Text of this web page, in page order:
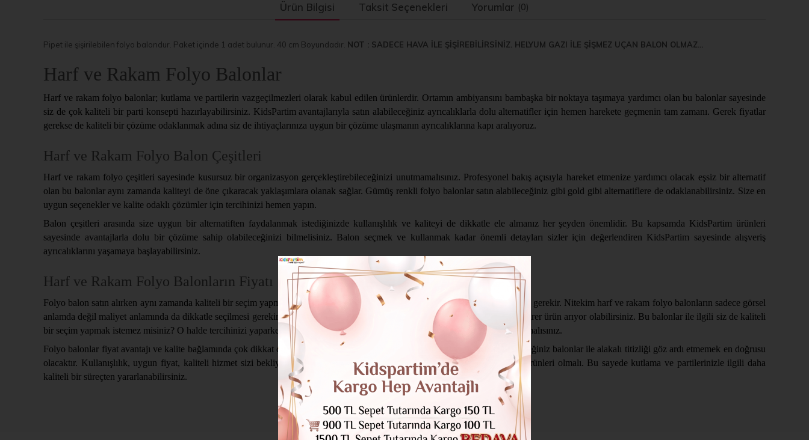
Ürün Bilgisi Taksit Seçenekleri Yorumlar (0)
Pipet ile şişirilebilen folyo balondur. Paket içinde 1 adet bulunur. 40 cm Boyundadır. NOT : SADECE HAVA İLE ŞİŞİREBİLİRSİNİZ. HELYUM GAZI İLE ŞİŞMEZ UÇAN BALON OLMAZ...
Harf ve Rakam Folyo Balonlar
Harf ve rakam folyo balonlar; kutlama ve partilerin vazgeçilmezleri olarak kabul edilen ürünlerdir. Ortamın ambiyansını bambaşka bir noktaya taşımaya yardımcı olan bu balonlar sayesinde
siz de çok kaliteli bir parti konsepti hazırlayabilirsiniz. KidsPartim avantajlarıyla satın alabileceğiniz ayrıcalıklarla dolu alternatifler için hemen harekete geçmenin tam zamanı. Gerek fiyatlar
gerekse de kaliteli bir çözüme odaklanmak adına siz de ihtiyaçlarınıza uygun bir çözüme ulaşmanın ayrıcalıklarına kapı aralıyoruz.
Harf ve Rakam Folyo Balon Çeşitleri
Harf ve rakam folyo çeşitleri sayesinde kusursuz bir organizasyon gerçekleştirebileceğinizi unutmamalısınız. Profesyonel bakış açısıyla hareket etmenize yardımcı olacak eşsiz bir alternatif
olan bu balonlar aynı zamanda kaliteyi de öne çıkaracak yaklaşımlara olanak sağlar. Gümüş renkli folyo balonlar satın alabileceğiniz gibi gold gibi alternatiflere de odaklanabilirsiniz. Size en
uygun seçenekler ve kalite odaklı çözümler için tercihinizi hemen yapın.
Balon çeşitleri arasında size uygun bir alternatiften faydalanmak istediğinizde kullanışlılık ve kaliteyi de dikkatle ele almanız her şeyden önemlidir. Bu kapsamda KidsPartim ürünleri
sayesinde avantajlarla dolu bir çözüme sahip olabileceğinizi bilmelisiniz. Balon seçmek ve kullanmak kadar önemli detayları sizler için değerlendiren KidsPartim sayesinde alışveriş
ayrıcalıklarını yaşamaya başlayabilirsiniz.
Harf ve Rakam Folyo Balonların Fiyatı
Folyo balon satın alırken aynı zamanda kaliteli bir seçim yapmak şart. Bu nedenle fiyatları da dikkatli bir şekilde değerlendirmek gerekir. Nitekim harf ve rakam folyo balonların sadece görsel
anlamda değil maliyet anlamında da dikkatle seçilmesi gerekir. Kutlama ya da doğum günü partisi için fazlasıyla önem taşıyan birer ürün arıyor olabilirsiniz. Bu balonlar ile ilgili siz de kaliteli
bir seçim yapmak istemez misiniz? O halde tercihinizi yaparken oldukça avantajlı seçeneklere odaklanmanız gerektiğini unutmamalısınız.
Folyo balonlar fiyat avantajı ve kalite bağlamında çok dikkat çeken birer çözüm olarak kabul görmektedir. Bu nedenle de seçeceğiniz balonlar ile alakalı titizliği göz ardı etmemek en doğrusu
olacaktır. Kullanışlılık, uygun fiyat, kaliteli hizmet sizi bekliyor. Üstelik çok daha fazlası için sizin de tercihiniz KidsPartim ürünleri olmalı. Bu sayede kutlama ve partilerinizle ilgili daha
kaliteli bir süreçten yararlanabilirsiniz.